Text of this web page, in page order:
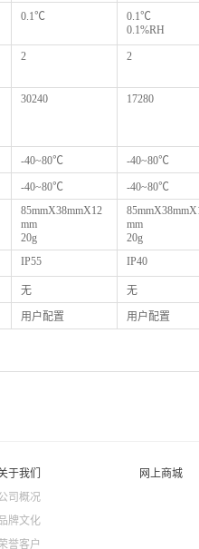
0.1℃
0.1℃
0.1%RH
2 2
30240 17280
-40~80℃ -40~80℃
-40~80℃ -40~80℃
85mmX38mmX12
mm
20g
mm
20g
IP55 IP40
无 无
用户配置 用户配置
于我们
司概况
牌文化
誉客户
网上商城